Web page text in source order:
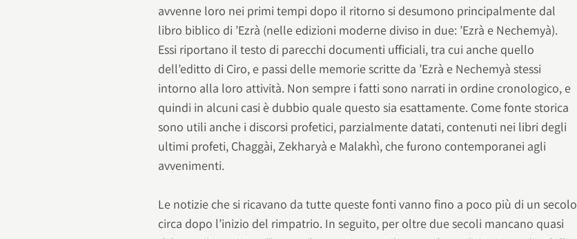
avvenne loro nei primi tempi dopo il ritorno si desumono principalmente dal
libro biblico di ’Ezrà (nelle edizioni moderne diviso in due: ’Ezrà e Nechemyà).
Essi riportano il testo di parecchi documenti ufficiali, tra cui anche quello
dell’editto di Ciro, e passi delle memorie scritte da ’Ezrà e Nechemyà stessi
intorno alla loro attività. Non sempre i fatti sono narrati in ordine cronologico, e
quindi in alcuni casi è dubbio quale questo sia esattamente. Come fonte storica
sono utili anche i discorsi profetici, parzialmente datati, contenuti nei libri degli
ultimi profeti, Chaggài, Zekharyà e Malakhì, che furono contemporanei agli
avvenimenti.
Le notizie che si ricavano da tutte queste fonti vanno fino a poco più di un secolo
circa dopo l’inizio del rimpatrio. In seguito, per oltre due secoli mancano quasi